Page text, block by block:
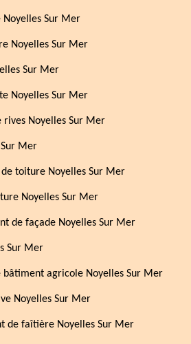
Noyelles Sur Mer
Noyelles Sur Mer
Sur Mer
Noyelles Sur Mer
rives Noyelles Sur Mer
Sur Mer
toiture Noyelles Sur Mer
Noyelles Sur Mer
de façade Noyelles Sur Mer
Sur Mer
agricole Noyelles Sur Mer
Noyelles Sur Mer
de faîtière Noyelles Sur Mer